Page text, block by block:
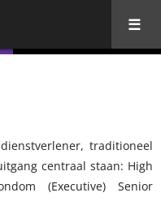
traditioneel
centraal staan: High
(Executive) Senior